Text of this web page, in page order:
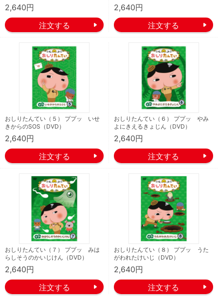
2,640円 2,640円
おしりたんてい（５） ププッ いせ
きからのSOS（DVD）
2,640円
おしりたんてい（６） ププッ やみ
よにきえるきょじん（DVD）
2,640円
おしりたんてい（７） ププッ みは
らしそうのかいじけん（DVD）
2,640円
おしりたんてい（８） ププッ うた
がわれたけいじ（DVD）
2,640円